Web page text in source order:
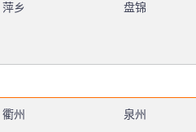
萍乡 盘锦
衢州 泉州